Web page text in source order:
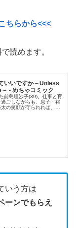
ちらから<<<
読めます。
いいですか～Unless
- めちゃコミック
前島理沙子(39)。仕事と育
ごしながらも、息子・裕
の笑顔が守られれば、他
いう方は
ーンでもらえ